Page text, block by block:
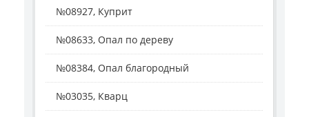
№08927, Куприт
№08633, Опал по дереву
№08384, Опал благородный
№03035, Кварц